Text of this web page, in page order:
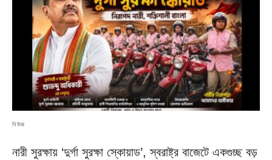
নিউজ
নারী সুরক্ষায় ‘দুর্গা সুরক্ষা স্কোয়াড’, স্বরাষ্ট্র বাজেটে একগুচ্ছ বড়